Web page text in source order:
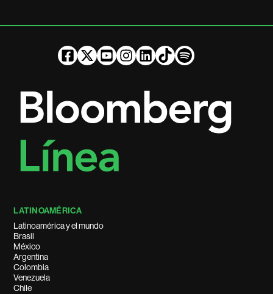
LATINOAMÉRICA
Latinoamérica y el mundo
Brasil
México
Argentina
Colombia
Venezuela
Chile